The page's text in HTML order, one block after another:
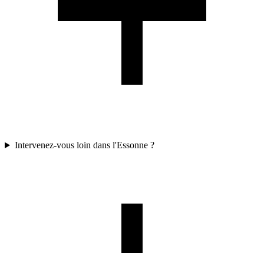
Intervenez-vous loin dans l'Essonne ?